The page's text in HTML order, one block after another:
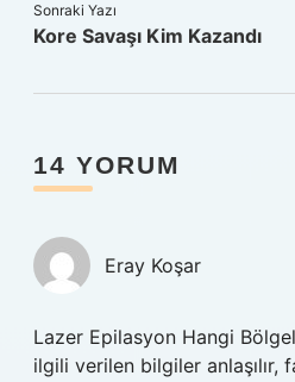
Sonraki Yazı
Kore Savaşı Kim Kazandı
14 YORUM
Eray Koşar
Lazer Epilasyon Hangi
ilgili verilen bilgiler anlaşılır,